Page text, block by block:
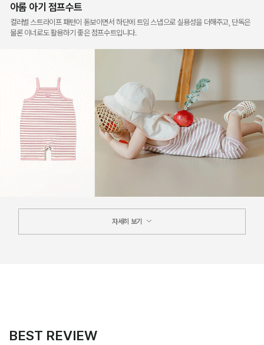
아롬 아기 점프수트
컬러별 스트라이프 패턴이 돋보이면서 하단에 트임 스냅으로 실용성을 더해주고, 단독은
물론 이너로도 활용하기 좋은 점프수트입니다.
자세히 보기
BEST REVIEW